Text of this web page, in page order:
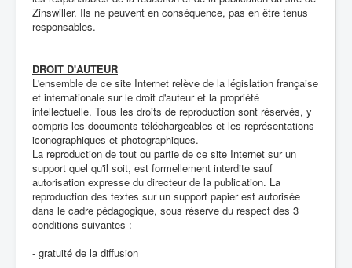
Zinswiller. Ils ne peuvent en conséquence, pas en être tenus
responsables.
DROIT D'AUTEUR
L'ensemble de ce site Internet relève de la législation française
et internationale sur le droit d'auteur et la propriété
intellectuelle. Tous les droits de reproduction sont réservés, y
compris les documents téléchargeables et les représentations
iconographiques et photographiques.
La reproduction de tout ou partie de ce site Internet sur un
support quel qu'il soit, est formellement interdite sauf
autorisation expresse du directeur de la publication. La
reproduction des textes sur un support papier est autorisée
dans le cadre pédagogique, sous réserve du respect des 3
conditions suivantes :
- gratuité de la diffusion